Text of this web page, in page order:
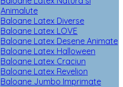
Animalute
Baloane Latex Diverse
Baloane Latex LOVE
Baloane Latex Desene Animate
Baloane Latex Halloween
Baloane Latex Craciun
Baloane Latex Revelion
Baloane Jumbo Imprimate